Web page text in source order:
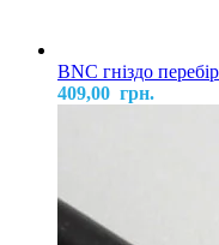
BNC гніздо
409,00 грн.